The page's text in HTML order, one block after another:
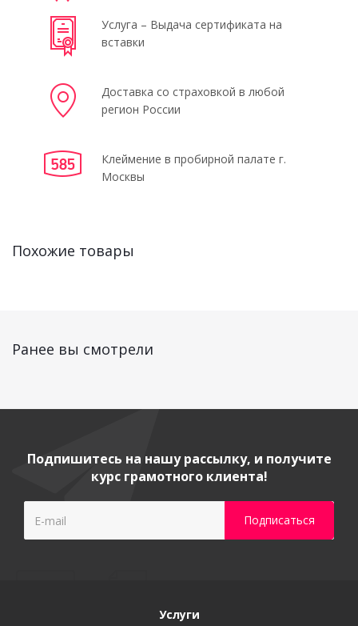
Услуга – Выдача сертификата на
вставки
Доставка со страховкой в любой
регион России
Клеймение в пробирной палате г.
Москвы
Похожие товары
Ранее вы смотрели
Подпишитесь на нашу рассылку, и получите
курс грамотного клиента!
Услуги